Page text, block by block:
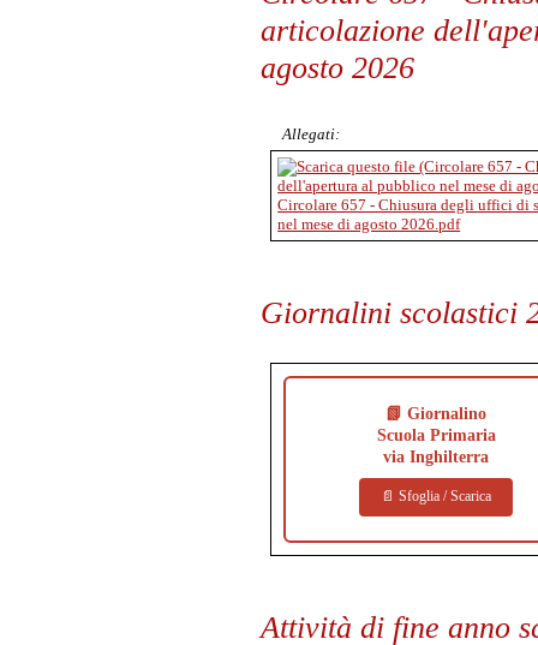
articolazione
agosto 2026
Allegati:
Circolare 657 - Chiusura degli uffici di
nel mese di agosto 2026.pdf
Giornalini scolastici
📗 Giornalino
Scuola Primaria
via Inghilterra
📄 Sfoglia / Scarica
Attività di fine anno